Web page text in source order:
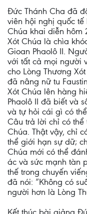
Đức Thánh Cha đã
viên hội nghị quốc
Chúa khai diễn hôm
Xót Chúa là chìa
Gioan Phaolô II.
với tất cả mọi người
cho Lòng Thương
đã nâng nữ tu
Xót Chúa lên hàng
Phaolô II đã biết và
và tự hỏi cái gì có
Câu trả lời chỉ có thể
Chúa. Thật vậy, chỉ
thể giới hạn sự dữ;
Chúa mới có thể
ác và sức mạnh tàn
thế trong chuyến
đã nói: ”Không có
người hơn là Lòng